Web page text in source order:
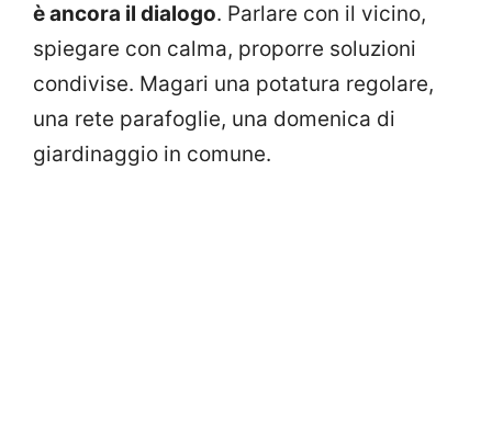
è ancora il dialogo. Parlare con il vicino,
spiegare con calma, proporre soluzioni
condivise. Magari una potatura regolare,
una rete parafoglie, una domenica di
giardinaggio in comune.